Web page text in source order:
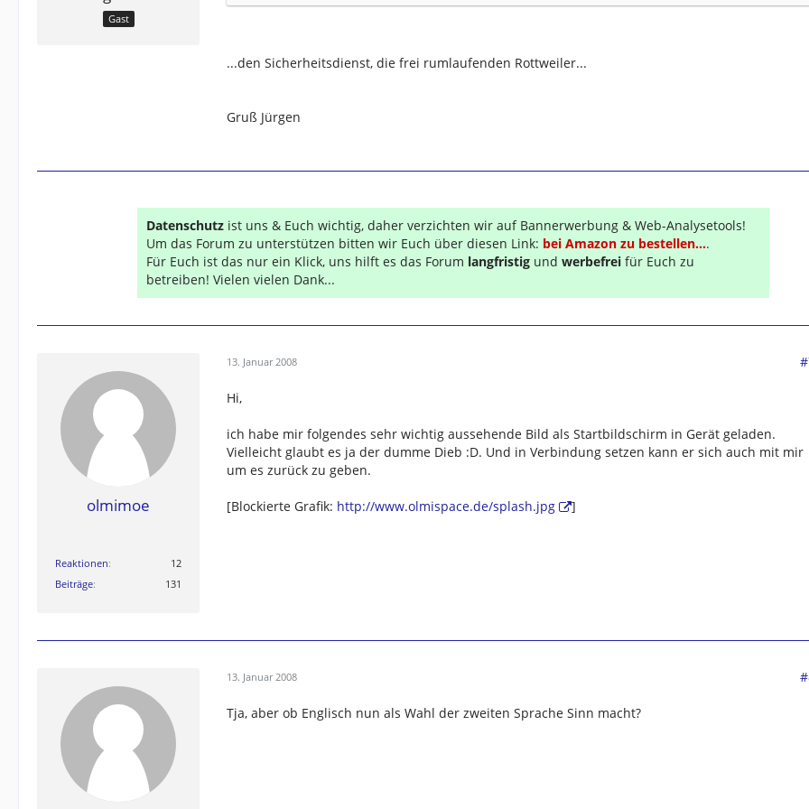
Gast
...den Sicherheitsdienst, die frei rumlaufenden Rottweiler...
Gruß Jürgen
Datenschutz ist uns & Euch wichtig, daher verzichten wir auf Bannerwerbung & Web-Analysetools!
Um das Forum zu unterstützen bitten wir Euch über diesen Link: bei Amazon zu bestellen....
Für Euch ist das nur ein Klick, uns hilft es das Forum langfristig und werbefrei für Euch zu
betreiben! Vielen vielen Dank...
olmimoe
Reaktionen
12
Beiträge
131
13. Januar 2008
Hi,
ich habe mir folgendes sehr wichtig aussehende Bild als Startbildschirm in Gerät geladen.
Vielleicht glaubt es ja der dumme Dieb :D. Und in Verbindung setzen kann er sich auch mit mir
um es zurück zu geben.
[Blockierte Grafik: http://www.olmispace.de/splash.jpg ]
13. Januar 2008
Tja, aber ob Englisch nun als Wahl der zweiten Sprache Sinn macht?